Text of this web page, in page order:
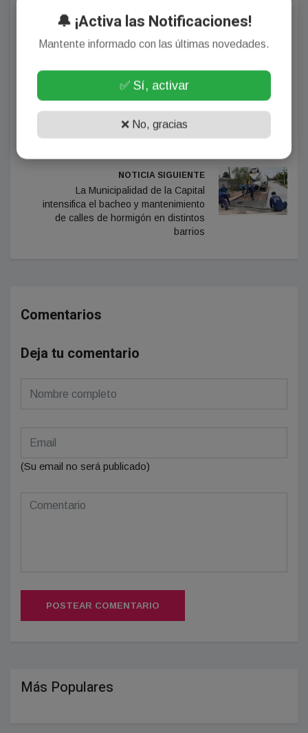
Autor: admin
NOTICIA ANTERIOR
Legislatura santiagueña: enérgico
rechazo contra las políticas de
NOTICIA SIGUIENTE
La Municipalidad de la Capital
intensifica el bacheo y mantenimiento
de calles de hormigón en distintos
barrios
Comentarios
Deja tu comentario
(Su email no será publicado)
POSTEAR COMENTARIO
Más Populares
🔔 ¡Activa las Notificaciones!
Mantente informado con las últimas novedades.
✅ Sí, activar
❌ No, gracias